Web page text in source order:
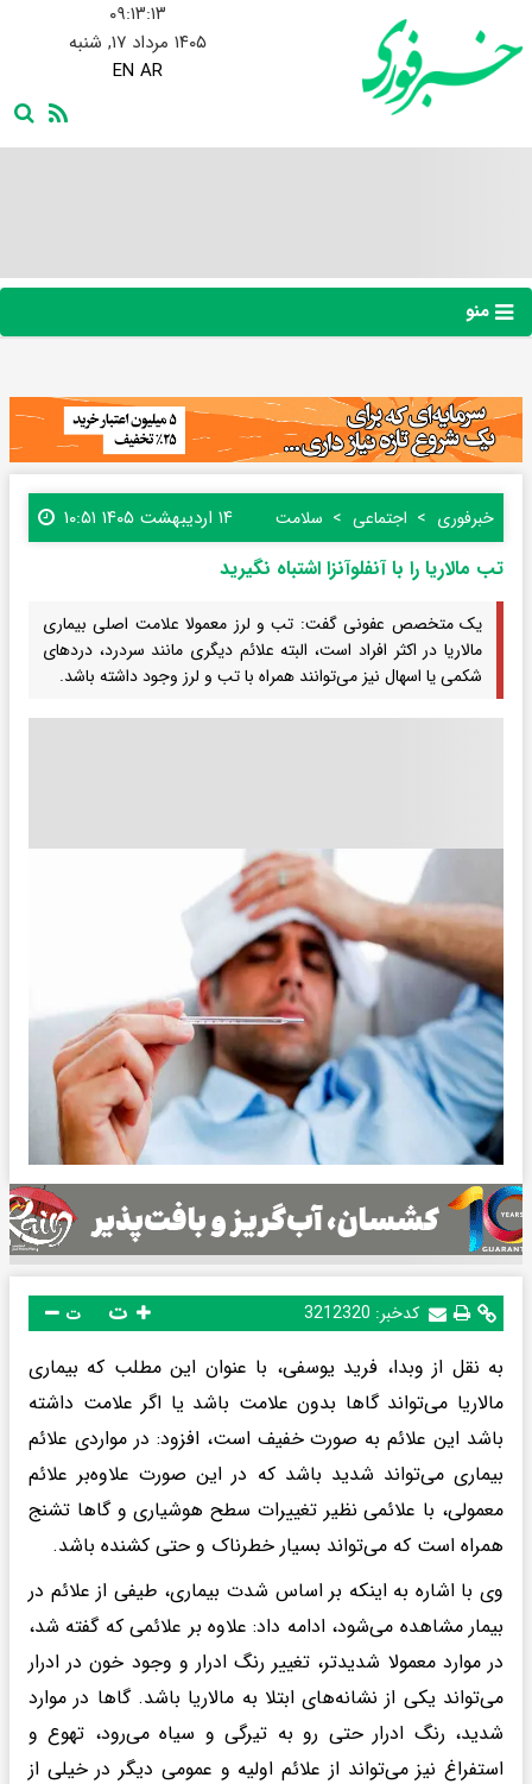
۰۹:۱۳:۱۴
۱۴۰۵ مرداد ۱۷, شنبه
EN AR
منو
خبرفوری اجتماعی سلامت ۱۴ اردیبهشت ۱۴۰۵ ۱۰:۵۱
تب مالاریا را با آنفلوآنزا اشتباه نگیرید
یک متخصص عفونی گفت: تب و لرز معمولا علامت اصلی بیماری
مالاریا در اکثر افراد است، البته علائم دیگری مانند سردرد، دردهای
شکمی یا اسهال نیز می‌توانند همراه با تب و لرز وجود داشته باشد.
کدخبر: 3212320 ت
به نقل از وبدا، فرید یوسفی، با عنوان این مطلب که بیماری
مالاریا می‌تواند گاها بدون علامت باشد یا اگر علامت داشته
باشد این علائم به‌ صورت خفیف است، افزود: در مواردی علائم
بیماری می‌تواند شدید باشد که در این صورت علاوه‌بر علائم
معمولی، با علائمی نظیر تغییرات سطح هوشیاری و گاها تشنج
همراه است که می‌تواند بسیار خطرناک و حتی کشنده باشد.
وی با اشاره به اینکه بر اساس شدت بیماری، طیفی از علائم در
بیمار مشاهده می‌شود، ادامه داد: علاوه‌ بر علائمی که گفته شد،
در موارد معمولا شدیدتر، تغییر رنگ ادرار و وجود خون در ادرار
می‌تواند یکی از نشانه‌های ابتلا به مالاریا باشد. گاها در موارد
شدید، رنگ ادرار حتی رو به تیرگی و سیاه می‌رود، تهوع و
استفراغ نیز می‌تواند از علائم اولیه و عمومی دیگر در خیلی از